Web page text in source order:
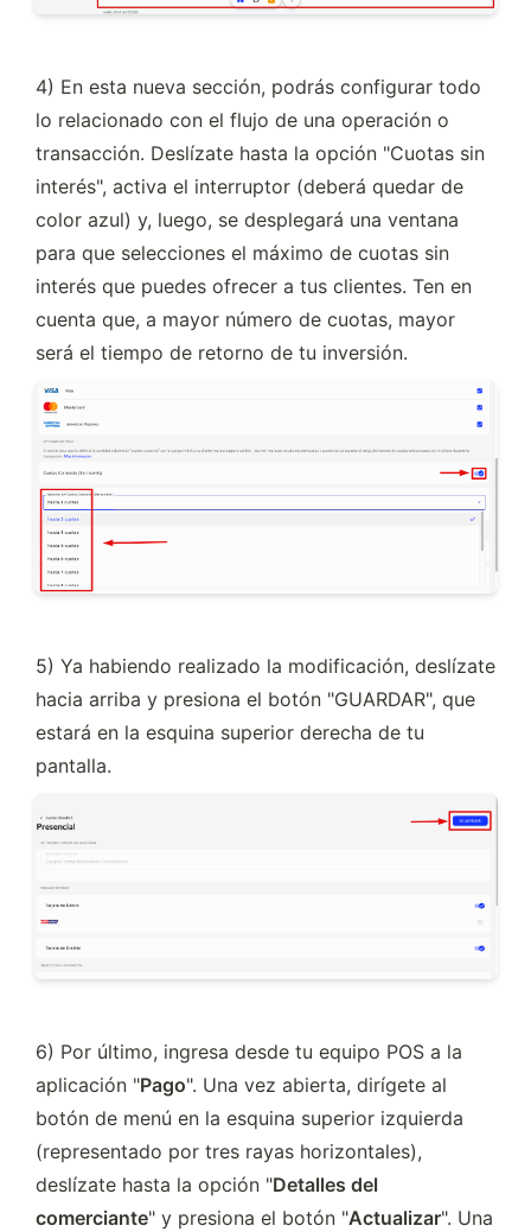
4) En esta nueva sección, podrás configurar todo
lo relacionado con el flujo de una operación o
transacción. Deslízate hasta la opción "Cuotas sin
interés", activa el interruptor (deberá quedar de
color azul) y, luego, se desplegará una ventana
para que selecciones el máximo de cuotas sin
interés que puedes ofrecer a tus clientes. Ten en
cuenta que, a mayor número de cuotas, mayor
será el tiempo de retorno de tu inversión.
5) Ya habiendo realizado la modificación, deslízate
hacia arriba y presiona el botón "GUARDAR", que
estará en la esquina superior derecha de tu
pantalla.
6) Por último, ingresa desde tu equipo POS a la
aplicación "Pago". Una vez abierta, dirígete al
botón de menú en la esquina superior izquierda
(representado por tres rayas horizontales),
deslízate hasta la opción "Detalles del
comerciante" y presiona el botón "Actualizar". Una